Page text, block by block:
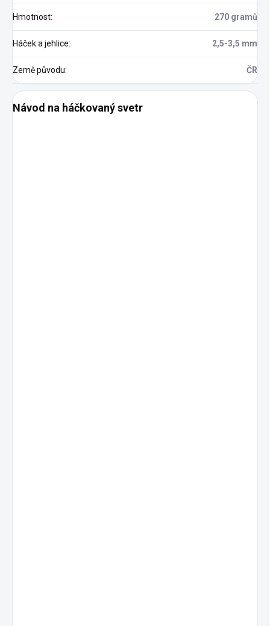
Hmotnost: 270 gramů
Háček a jehlice: 2,5-3,5 mm
Země původu: ČR
Návod na háčkovaný svetr